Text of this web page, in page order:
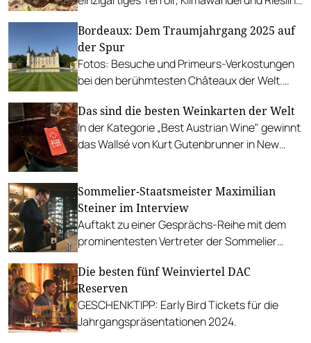
Bordeaux: Dem Traumjahrgang 2025 auf
der Spur
Fotos: Besuche und Primeurs-Verkostungen
bei den berühmtesten Châteaux der Welt.
Das sind die besten Weinkarten der Welt
In der Kategorie „Best Austrian Wine" gewinnt
das Wallsé von Kurt Gutenbrunner in New
Sommelier-Staatsmeister Maximilian
Steiner im Interview
Auftakt zu einer Gesprächs-Reihe mit dem
prominentesten Vertreter der Sommelier
Die besten fünf Weinviertel DAC
Reserven
GESCHENKTIPP: Early Bird Tickets für die
Jahrgangspräsentationen 2024.